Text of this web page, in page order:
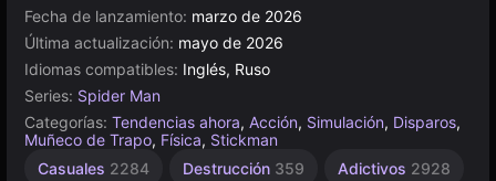
Fecha de lanzamiento: marzo de 2026
Última actualización: mayo de 2026
Idiomas compatibles: Inglés, Ruso
Series: Spider Man
Categorías: Tendencias ahora, Acción, Simulación, Disparos,
Muñeco de Trapo, Física, Stickman
Casuales 2284 Destrucción 359 Adictivos 2928